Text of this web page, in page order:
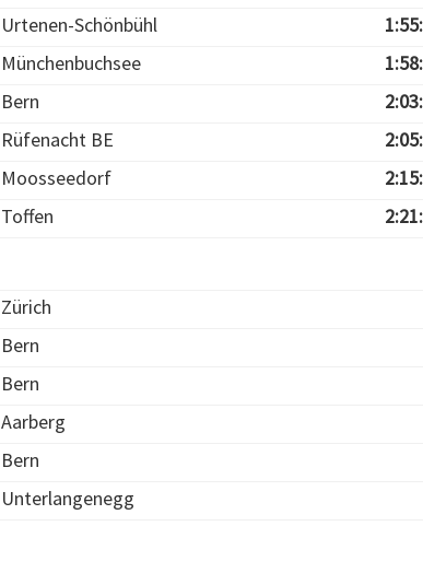
Urtenen-Schönbühl
Münchenbuchsee
Bern
Rüfenacht BE
Moosseedorf
Toffen
Zürich
Bern
Bern
Aarberg
Bern
Unterlangenegg